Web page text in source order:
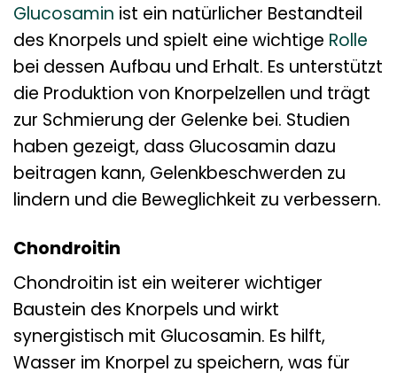
Glucosamin ist ein natürlicher Bestandteil
des Knorpels und spielt eine wichtige Rolle
bei dessen Aufbau und Erhalt. Es unterstützt
die Produktion von Knorpelzellen und trägt
zur Schmierung der Gelenke bei. Studien
haben gezeigt, dass Glucosamin dazu
beitragen kann, Gelenkbeschwerden zu
lindern und die Beweglichkeit zu verbessern.
Chondroitin
Chondroitin ist ein weiterer wichtiger
Baustein des Knorpels und wirkt
synergistisch mit Glucosamin. Es hilft,
Wasser im Knorpel zu speichern, was für